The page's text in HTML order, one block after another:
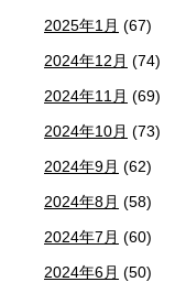
2025年1月 (67)
2024年12月 (74)
2024年11月 (69)
2024年10月 (73)
2024年9月 (62)
2024年8月 (58)
2024年7月 (60)
2024年6月 (50)